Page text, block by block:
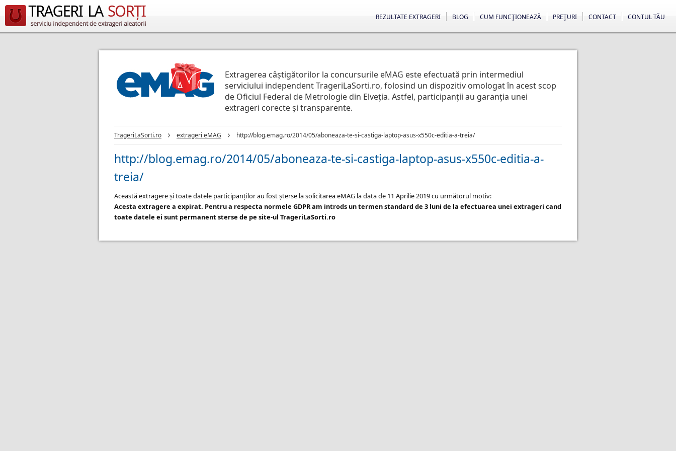
CONTUL TĂU
CONTACT
PREŢURI
CUM FUNCŢIONEAZĂ
BLOG
REZULTATE EXTRAGERI
Extragerea câștigătorilor la concursurile eMAG este efectuată prin intermediul
serviciului independent TrageriLaSorti.ro, folosind un dispozitiv omologat în acest scop
de Oficiul Federal de Metrologie din Elveția. Astfel, participanții au garanția unei
extrageri corecte și transparente.
TrageriLaSorti.ro extrageri eMAG http://blog.emag.ro/2014/05/aboneaza-te-si-castiga-laptop-asus-x550c-editia-a-treia/
http://blog.emag.ro/2014/05/aboneaza-te-si-castiga-laptop-asus-x550c-editia-a-
treia/
Această extragere și toate datele participanților au fost șterse la solicitarea eMAG la data de 11 Aprilie 2019 cu următorul motiv:
Acesta extragere a expirat. Pentru a respecta normele GDPR am introds un termen standard de 3 luni de la efectuarea unei extrageri cand
toate datele ei sunt permanent sterse de pe site-ul TrageriLaSorti.ro